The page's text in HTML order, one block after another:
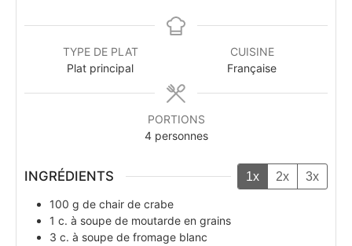
TYPE DE PLAT
Plat principal
CUISINE
Française
PORTIONS
4 personnes
INGRÉDIENTS 1x 2x 3x
100 g de chair de crabe
1 c. à soupe de moutarde en grains
3 c. à soupe de fromage blanc